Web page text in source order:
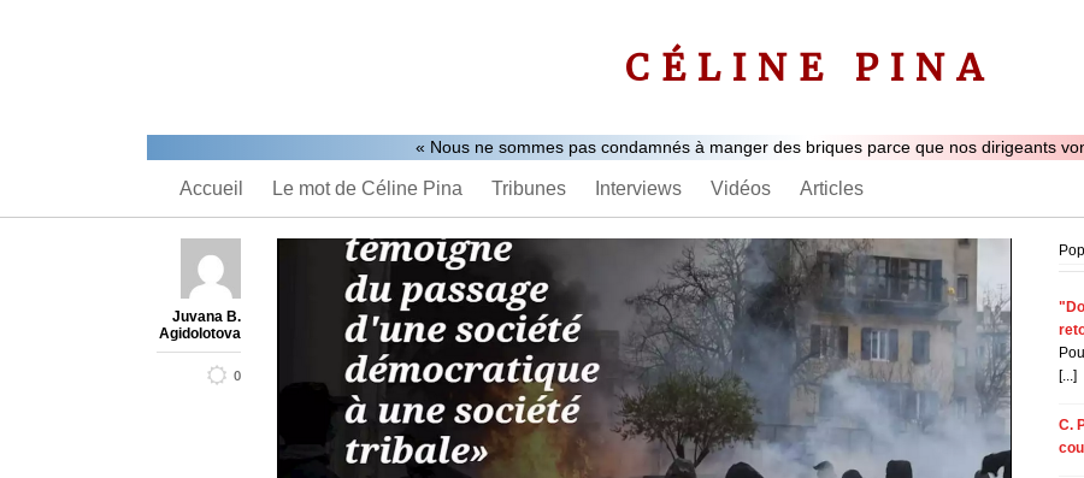
CÉLINE PINA
« Nous ne sommes pas condamnés à manger des briques parce que nos dirigeants
Accueil Le mot de Céline Pina Tribunes Interviews Vidéos Articles
Juvana B.
Agidolotova
0
[...]
C.